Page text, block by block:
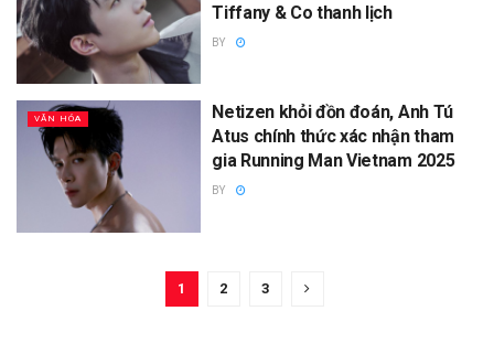
Tiffany & Co thanh lịch
BY
VĂN HÓA
Netizen khỏi đồn đoán, Anh Tú
Atus chính thức xác nhận tham
gia Running Man Vietnam 2025
BY
1 2 3